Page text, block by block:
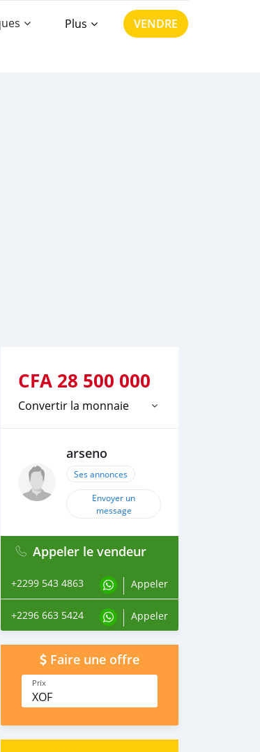
Plus VENDRE
CFA 28 500 000
Convertir la monnaie
arseno
Ses annonces
Envoyer un
message
Appeler le vendeur
+2299 543 4863 Appeler
+2296 663 5424 Appeler
Faire une offre
Prix
XOF